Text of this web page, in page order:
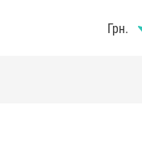
Грн.